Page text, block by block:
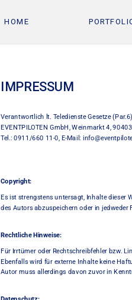
IMPRESSUM
Verantwortlich lt. Teledienste Gesetze
EVENTPILOTEN GmbH, Weinmarkt 4,
Tel.: 0911/660 11-0, E-Mail:
Copyright:
Es ist strengstens untersagt, Inhalte dieser
des Autors abzuspeichern oder in jedweder
Rechtliche Hinweise:
Für Irrtümer oder Rechtschreibfehler bzw.
Ebenfalls wird für externe Inhalte keine
Autor muss allerdings davon zuvor in
HOME